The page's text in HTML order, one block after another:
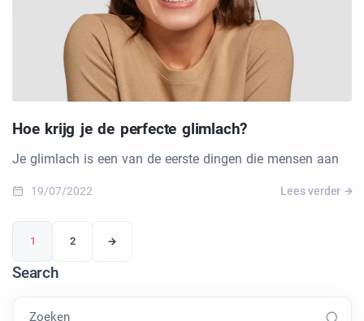
Hoe krijg je de perfecte glimlach?
Je glimlach is een van de eerste dingen die mensen aan
19/07/2022 Lees verder
1 2
Search
Zoeken